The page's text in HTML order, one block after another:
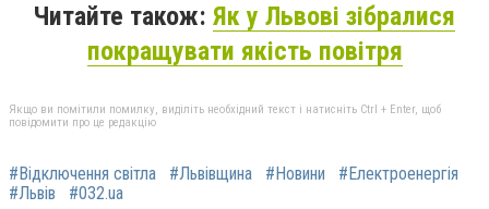
Читайте також: Як у Львові зібралися
покращувати якість повітря
Якщо ви помітили помилку, виділіть необхідний текст і натисніть Ctrl + Enter, щоб
повідомити про це редакцію
#Відключення світла #Львівщина #Новини
#Електроенергія
#Львів
#032.ua